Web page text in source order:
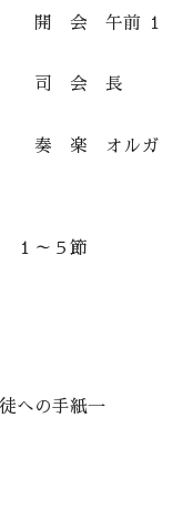
１
長
ガ
～５節
手紙一